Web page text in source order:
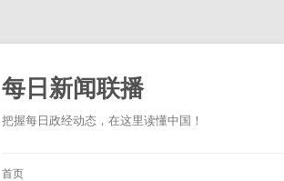
跳
正
文
每日新闻联播
把握每日政经动态，在这里读懂中国！
首页